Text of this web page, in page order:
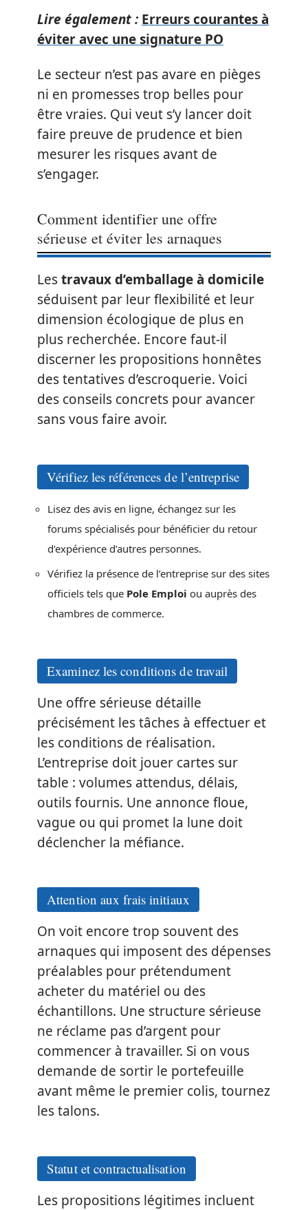
Lire également : Erreurs courantes à
éviter avec une signature PO
Le secteur n’est pas avare en pièges
ni en promesses trop belles pour
être vraies. Qui veut s’y lancer doit
faire preuve de prudence et bien
mesurer les risques avant de
s’engager.
Comment identifier une offre
sérieuse et éviter les arnaques
Lestravaux d’emballage à domicile
séduisent par leur flexibilité et leur
dimension écologique de plus en
plus recherchée. Encore faut-il
discerner les propositions honnêtes
des tentatives d’escroquerie. Voici
des conseils concrets pour avancer
sans vous faire avoir.
Vérifiez les références de l’entreprise
Lisez des avis en ligne, échangez sur les
forums spécialisés pour bénéficier du retour
d’expérience d’autres personnes.
Vérifiez la présence de l’entreprise sur des sites
officiels tels que Pole Emploi ou auprès des
chambres de commerce.
Examinez les conditions de travail
Une offre sérieuse détaille
précisément les tâches à effectuer et
les conditions de réalisation.
L’entreprise doit jouer cartes sur
table : volumes attendus, délais,
outils fournis. Une annonce floue,
vague ou qui promet la lune doit
déclencher la méfiance.
Attention aux frais initiaux
On voit encore trop souvent des
arnaques qui imposent des dépenses
préalables pour prétendument
acheter du matériel ou des
échantillons. Une structure sérieuse
ne réclame pas d’argent pour
commencer à travailler. Si on vous
demande de sortir le portefeuille
avant même le premier colis, tournez
les talons.
Statut et contractualisation
Les propositions légitimes incluent